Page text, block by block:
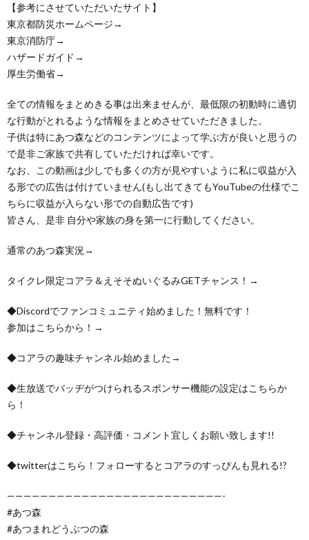
【参考にさせていただいたサイト】
東京都防災ホームページ→
東京消防庁→
ハザードガイド→
厚生労働省→
全ての情報をまとめきる事は出来ませんが、最低限の初動時に適切
な行動がとれるような情報をまとめさせていただきました。
子供は特にあつ森などのコンテンツによって学ぶ方が良いと思うの
で是非ご家族で共有していただければ幸いです。
なお、この動画は少しでも多くの方が見やすいように私に収益が入
る形での広告は付けていません(もし出てきてもYouTubeの仕様でこ
ちらに収益が入らない形での自動広告です)
皆さん、是非 自分や家族の身を第一に行動してください。
通常のあつ森実況→
タイクレ限定コアラ＆えそそぬいぐるみGETチャンス！→
◆Discordでファンコミュニティ始めました！無料です！
参加はこちらから！→
◆コアラの趣味チャンネル始めました→
◆生放送でバッヂがつけられるスポンサー機能の設定はこちらか
ら！
◆チャンネル登録・高評価・コメント宜しくお願い致します!!
◆twitterはこちら！フォローするとコアラのすっぴんも見れる!?
——————————————————————————-
#あつ森
#あつまれどうぶつの森